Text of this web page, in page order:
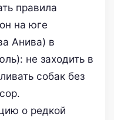
правила
на юге
Анива) в
не заходить в
собак без
о редкой